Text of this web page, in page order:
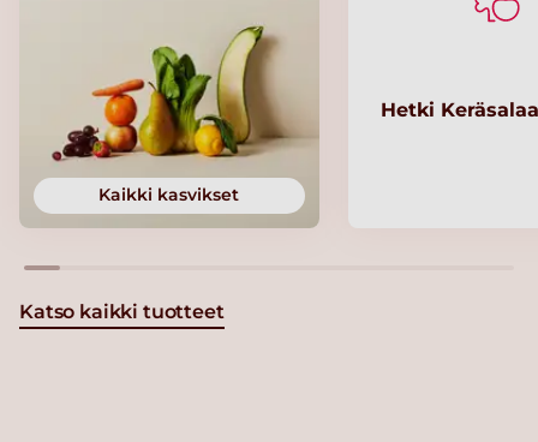
Kaikki kasvikset
Hetki
Katso kaikki tuotteet